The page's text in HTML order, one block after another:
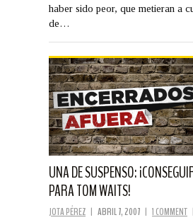
haber sido peor, que metieran a
de…
UNA DE SUSPENSO:
PARA TOM WAITS!
JOTA PÉREZ | ABRIL 7, 2007 | 1 COMMENT